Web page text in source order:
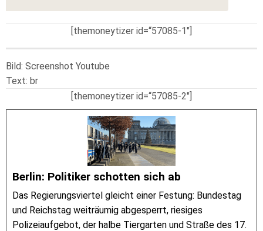
[themoneytizer id=“57085-1″]
Bild: Screenshot Youtube
Text: br
[themoneytizer id=“57085-2″]
Berlin: Politiker schotten sich ab
Das Regierungsviertel gleicht einer Festung: Bundestag
und Reichstag weiträumig abgesperrt, riesiges
Polizeiaufgebot, der halbe Tiergarten und Straße des 17.